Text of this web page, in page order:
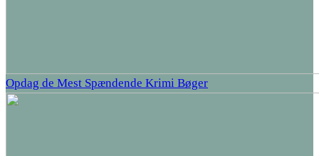
Opdag de Mest Spændende Krimi Bøger